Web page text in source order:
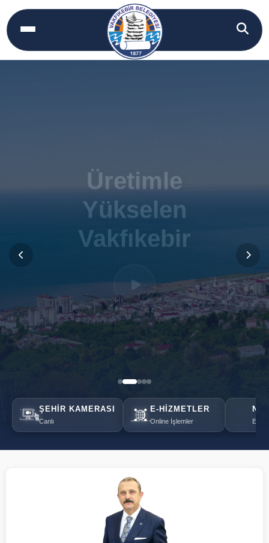
Üretimle
Yükselen
Vakfıkebir
Üretimle
Yükselen
Vakfıkebir
ŞEHIR KAMERASI
Canlı
E-HIZMETLER
Online İşlemler